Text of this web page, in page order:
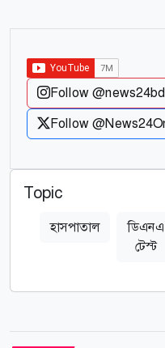
Follow
Follow
Topic
হাসপাতাল
ডিএনএ
টেস্ট